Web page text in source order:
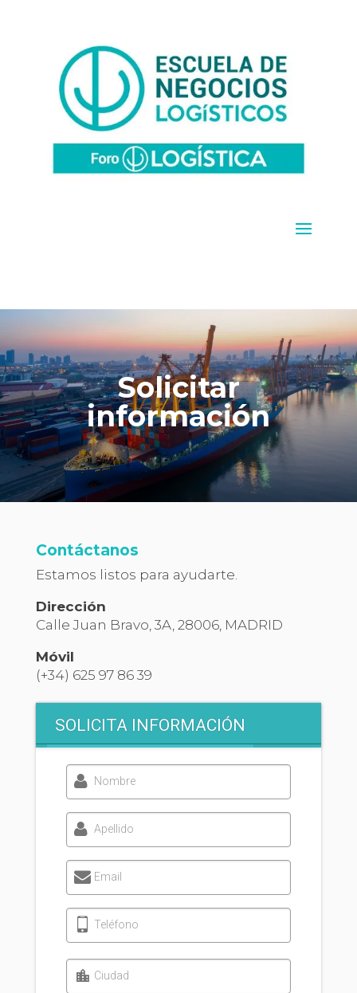
Solicitar
información
Contáctanos
Estamos listos para ayudarte.
Dirección
Calle Juan Bravo, 3A, 28006, MADRID
Móvil
(+34) 625 97 86 39
SOLICITA INFORMACIÓN
Nombre
Apellido
Email
Teléfono
Ciudad